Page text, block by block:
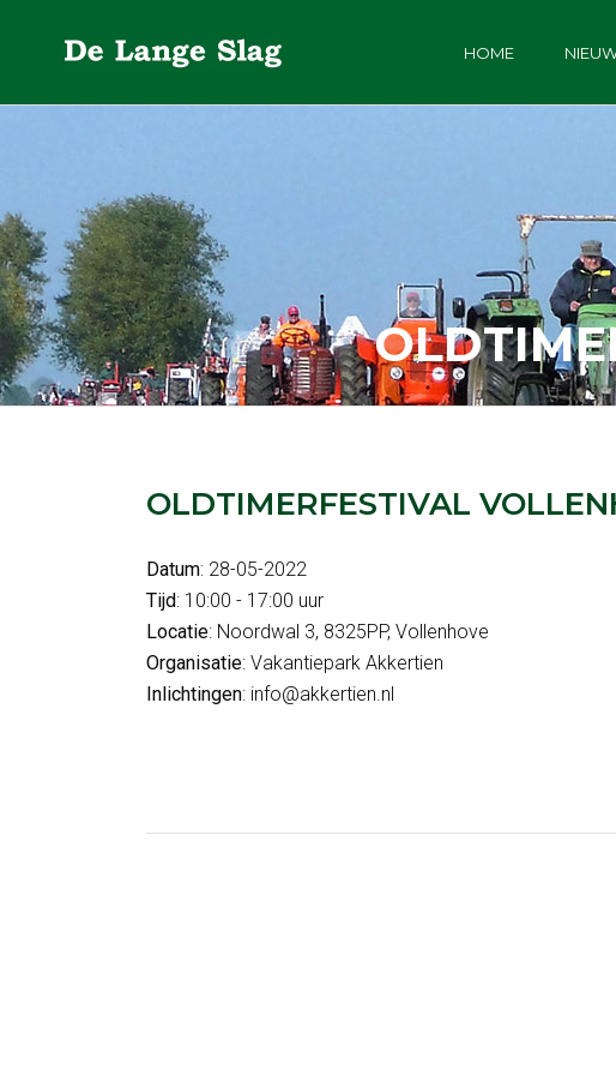
HOME
OLDTIMERFESTIVAL
Datum: 28-05-2022
Tijd: 10:00 - 17:00 uur
Locatie: Noordwal 3, 8325PP, Vollenhove
Organisatie: Vakantiepark Akkertien
Inlichtingen: info@akkertien.nl